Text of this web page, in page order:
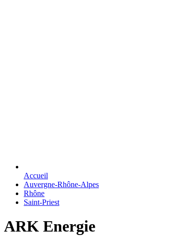
Accueil
Auvergne-Rhône-Alpes
Rhône
Saint-Priest
ARK Energie